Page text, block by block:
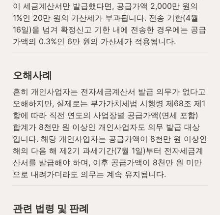
이 세금계산서만 발급했다면, 공급가액 2,000만 원의
1%인 20만 원의 가산세가 부과됩니다. 전송 기한(4월
16일)을 넘겨 확정신고 기한 내에 전송한 경우에는 공급
가액의 0.3%인 6만 원의 가산세가 적용됩니다.
오해사례
흔히 개인사업자는 전자세금계산서 발급 의무가 없다고
오해하지만, 실제로는 부가가치세법 시행령 제68조 제1
항에 따라 직전 연도의 사업장별 공급가액(면세 포함)
합계가 8천만 원 이상인 개인사업자도 의무 발급 대상
입니다. 해당 개인사업자는 공급가액이 8천만 원 이상인
해의 다음 해 제2기 과세기간(7월 1일)부터 전자세금계
산서를 발급해야 하며, 이후 공급가액이 8천만 원 미만
으로 내려가더라도 의무는 계속 유지됩니다.
관련 법령 및 판례